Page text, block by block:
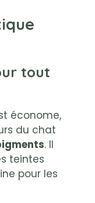
tout
économe,
du chat
. Il
teintes
pour les